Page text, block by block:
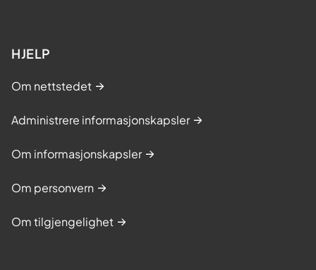
HJELP
Om nettstedet
Administrere informasjonskapsler
Om informasjonskapsler
Om personvern
Om tilgjengelighet